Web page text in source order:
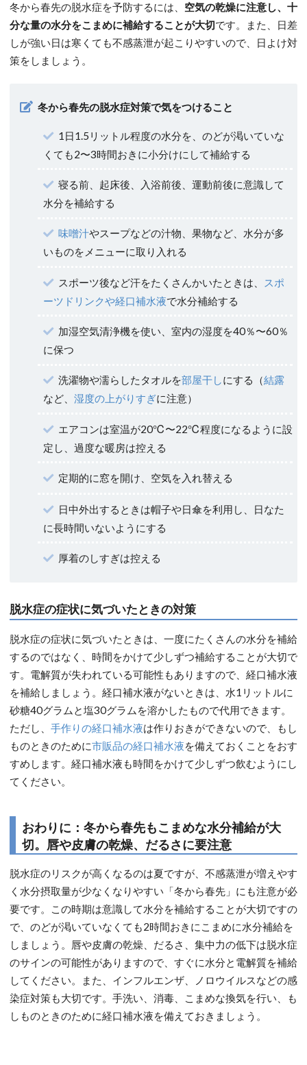
冬から春先の脱水症を予防するには、 空気の乾燥に注意し、十
分な量の水分をこまめに補給することが大切です。また、日差
しが強い日は寒くても不感蒸泄が起こりやすいので、日よけ対
策をしましょう。
冬から春先の脱水症対策で気をつけること
1日1.5リットル程度の水分を、のどが渇いていな
くても2〜3時間おきに小分けにして補給する
寝る前、起床後、入浴前後、運動前後に意識して
水分を補給する
味噌汁やスープなどの汁物、果物など、水分が多
いものをメニューに取り入れる
スポーツ後など汗をたくさんかいたときは、
スポ
ーツドリンクや経口補水液で水分補給する
加湿空気清浄機を使い、室内の湿度を40％〜60％
に保つ
洗濯物や濡らしたタオルを部屋干しにする（結露
など、 湿度の上がりすぎに注意）
エアコンは室温が20℃〜22℃程度になるように設
定し、過度な暖房は控える
定期的に窓を開け、空気を入れ替える
日中外出するときは帽子や日傘を利用し、日なた
に長時間いないようにする
厚着のしすぎは控える
脱水症の症状に気づいたときの対策
脱水症の症状に気づいたときは、一度にたくさんの水分を補給
するのではなく、時間をかけて少しずつ補給することが大切で
す。電解質が失われている可能性もありますので、経口補水液
を補給しましょう。経口補水液がないときは、水1リットルに
砂糖40グラムと塩30グラムを溶かしたもので代用できます。
ただし、 手作りの経口補水液は作りおきができないので、もし
ものときのために市販品の経口補水液を備えておくことをおす
すめします。経口補水液も時間をかけて少しずつ飲むようにし
てください。
おわりに：冬から春先もこまめな水分補給が大
切。唇や皮膚の乾燥、だるさに要注意
脱水症のリスクが高くなるのは夏ですが、不感蒸泄が増えやす
く水分摂取量が少なくなりやすい「冬から春先」にも注意が必
要です。この時期は意識して水分を補給することが大切ですの
で、のどが渇いていなくても2時間おきにこまめに水分補給を
しましょう。唇や皮膚の乾燥、だるさ、集中力の低下は脱水症
のサインの可能性がありますので、すぐに水分と電解質を補給
してください。また、インフルエンザ、ノロウイルスなどの感
染症対策も大切です。手洗い、消毒、こまめな換気を行い、も
しものときのために経口補水液を備えておきましょう。